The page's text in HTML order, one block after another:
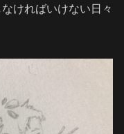
ければいけない日々